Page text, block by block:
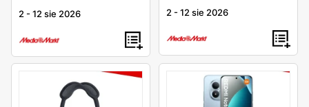
2 -12 sie 2026 2 -12 sie 2026